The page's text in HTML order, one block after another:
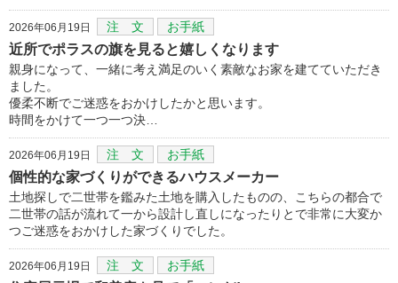
2026年06月19日 注 文 お手紙
近所でポラスの旗を見ると嬉しくなります
親身になって、一緒に考え満足のいく素敵なお家を建てていただき
ました。
優柔不断でご迷惑をおかけしたかと思います。
時間をかけて一つ一つ決…
2026年06月19日 注 文 お手紙
個性的な家づくりができるハウスメーカー
土地探しで二世帯を鑑みた土地を購入したものの、こちらの都合で
二世帯の話が流れて一から設計し直しになったりとで非常に大変か
つご迷惑をおかけした家づくりでした。
2026年06月19日 注 文 お手紙